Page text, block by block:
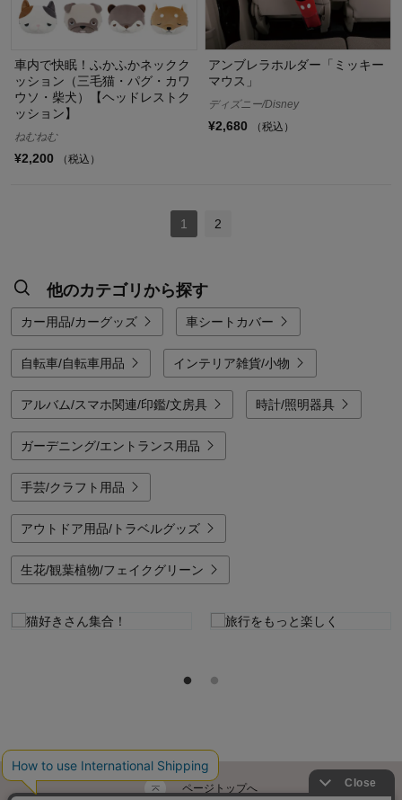
車内で快眠！ふかふかネックク
ッション（三毛猫・パグ・カワ
ウソ・柴犬）【ヘッドレストク
ッション】
ねむねむ
¥2,200 （税込）
アンブレラホルダー「ミッキー
マウス」
ディズニー/Disney
¥2,680 （税込）
1 2
他のカテゴリから探す
カー用品/カーグッズ 車シートカバー
自転車/自転車用品 インテリア雑貨/小物
アルバム/スマホ関連/印鑑/文房具 時計/照明器具
ガーデニング/エントランス用品
手芸/クラフト用品
アウトドア用品/トラベルグッズ
生花/観葉植物/フェイクグリーン
ページトップへ